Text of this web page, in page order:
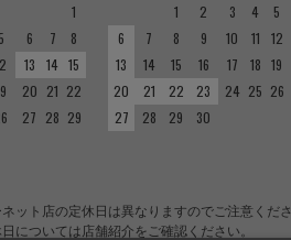
1
5 6 7
8
13 14 15
20 21 22
27 28 29
1
2 3 4
5
6
7 8 9 10 11
12
13
14 15 16 17 18 19
20
21 22 23 24 25 26
27
28 29 30
ット店の定休日は異なりますのでご注意くださ
については店舗紹介をご確認ください。